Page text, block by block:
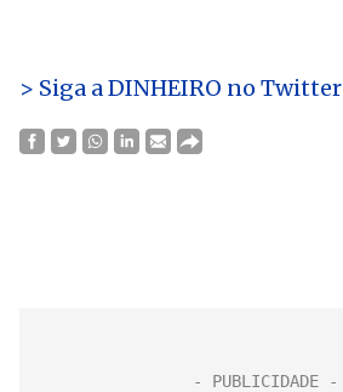
> Siga a DINHEIRO no Twitter